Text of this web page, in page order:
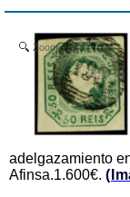
Zoom
adelgazamiento
Afinsa.1.600€.